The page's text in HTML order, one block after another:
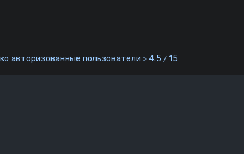
авторизованные пользователи > 4.5 / 15